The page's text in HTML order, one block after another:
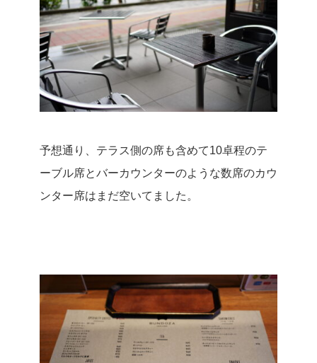
予想通り、テラス側の席も含めて10卓程のテ
ーブル席とバーカウンターのような数席のカウ
ンター席はまだ空いてました。